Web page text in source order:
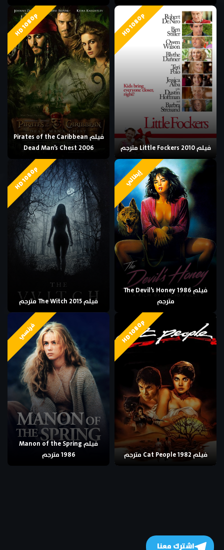
HD 1080p
فيلم Little Fockers 2010 مترجم
HD 1080p
فيلم Pirates of the Caribbean
Dead Man’s Chest 2006
إيطالي
فيلم The Devil’s Honey 1986
مترجم
HD 1080p
فيلم The Witch 2015 مترجم
HD 1080p
فيلم Cat People 1982 مترجم
فرنسي
فيلم Manon of the Spring
1986 مترجم
اشترك معنا